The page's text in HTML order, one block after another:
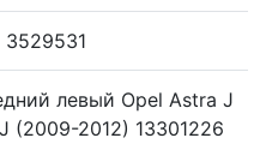
3529531
левый Opel Astra J
(2009-2012) 13301226